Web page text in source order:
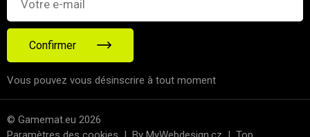
Confirmer
Vous pouvez vous désinscrire à tout moment
© Gamemat.eu 2026